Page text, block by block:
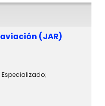
aviación (JAR)
Especializado;